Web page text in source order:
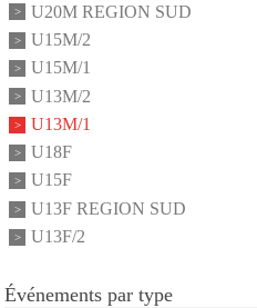
U20M REGION SUD
U15M/2
U15M/1
U13M/2
U13M/1
U18F
U15F
U13F REGION SUD
U13F/2
Événements par type